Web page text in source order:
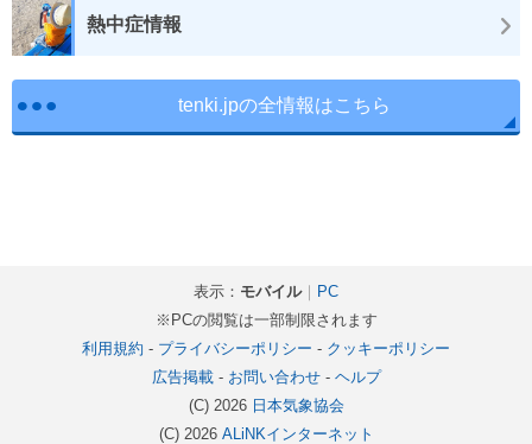
熱中症情報
tenki.jpの全情報はこちら
表示： モバイル｜
PC
※PCの閲覧は一部制限されます
利用規約 - プライバシーポリシー - クッキーポリシー
広告掲載- お問い合わせ- ヘルプ
(C) 2026 日本気象協会
(C) 2026 ALiNKインターネット